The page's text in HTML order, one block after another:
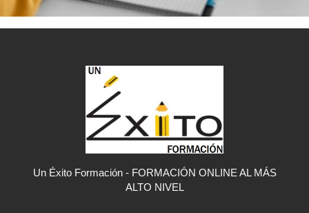
Un Éxito Formación - FORMACIÓN ONLINE AL MÁS
ALTO NIVEL